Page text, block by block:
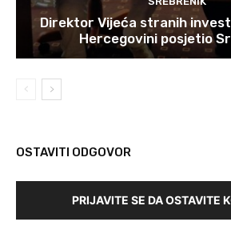
Direktor Vijeća stranih
Hercegovini posjetio
OSTAVITI ODGOVOR
PRIJAVITE SE DA OSTAVITE